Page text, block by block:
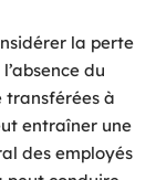
la perte
du
transférées à
entraîner une
des employés